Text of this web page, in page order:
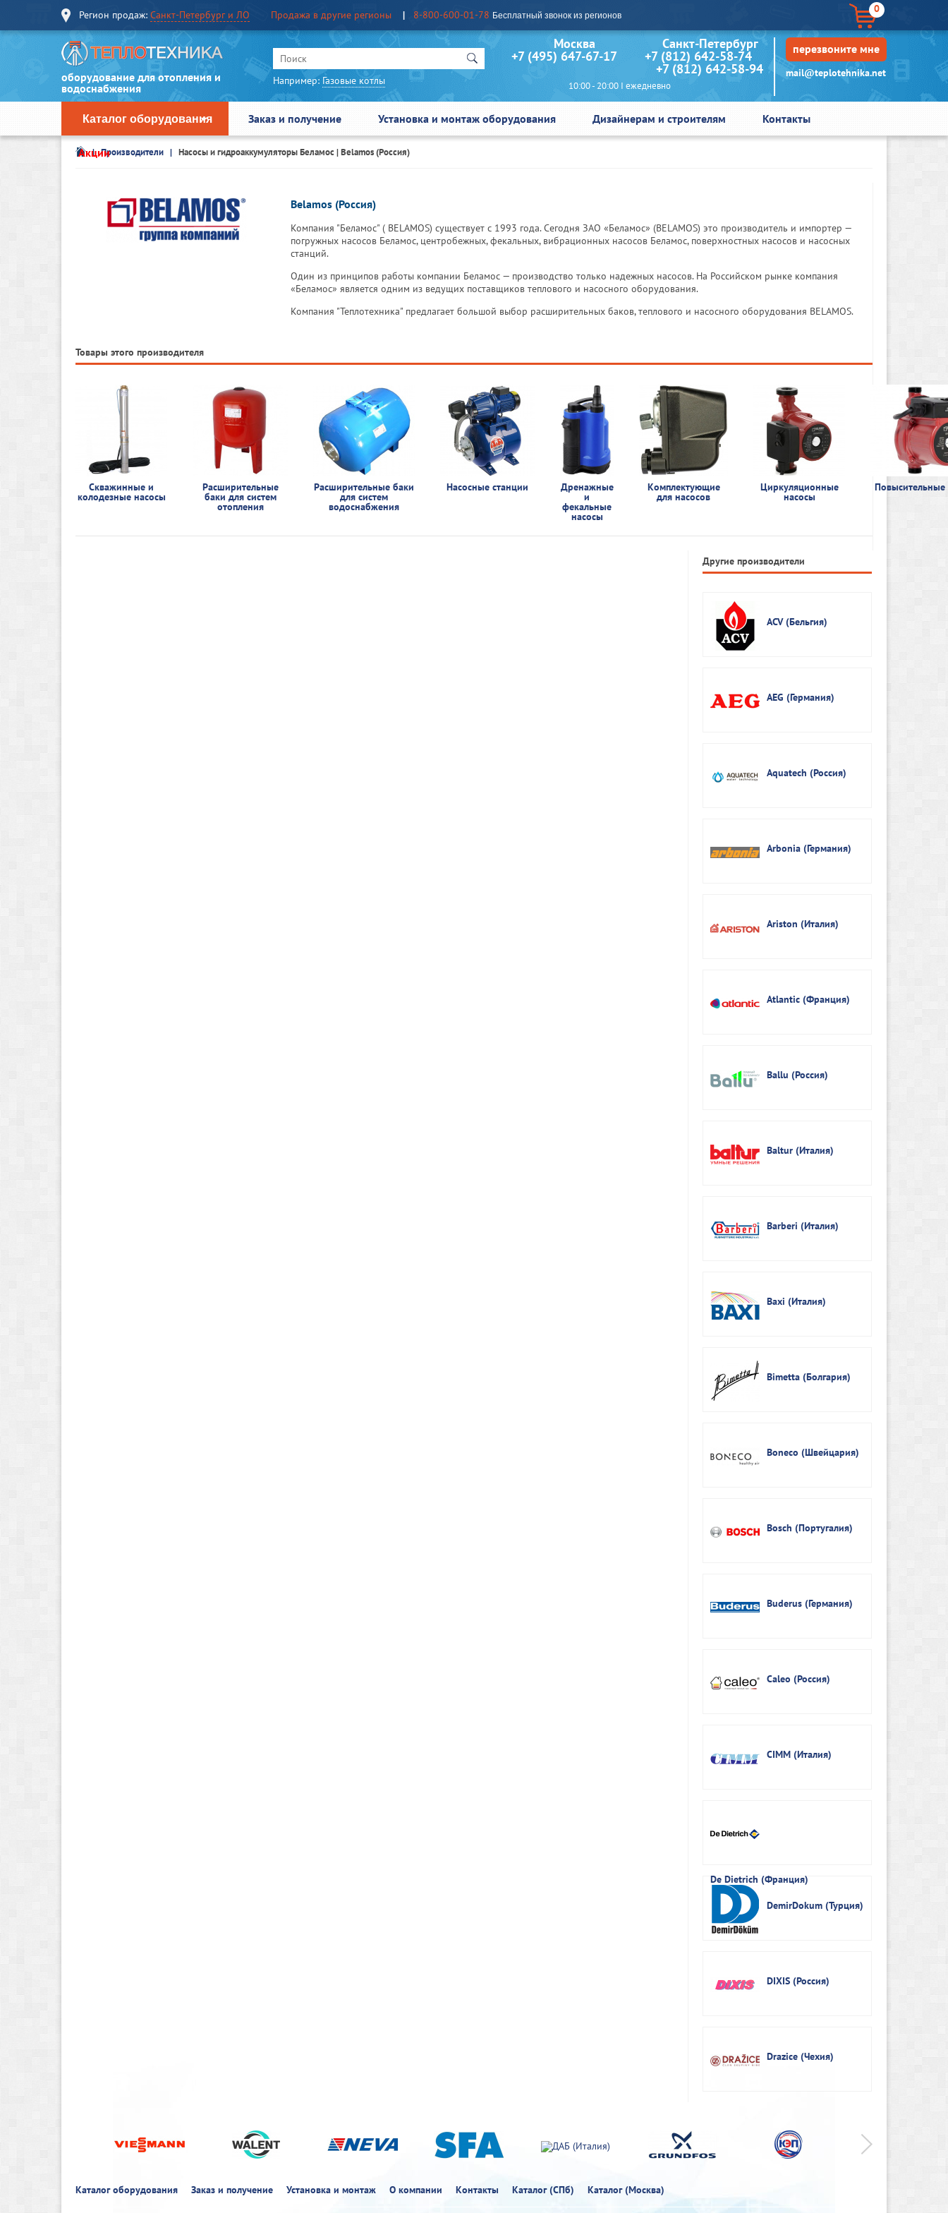
Регион продаж: Санкт-Петербург и ЛО Продажа в другие регионы 8-800-600-01-78 Бесплатный звонок из регионов
0
оборудование для отопления и
водоснабжения
Например: Газовые котлы
Москва Санкт-Петербург
+7 (495) 647-67-17 +7 (812) 642-58-74
+7 (812) 642-58-94
10:00 - 20:00 I ежедневно
перезвоните мне
mail@teplotehnika.net
Каталог оборудования Заказ и получение Установка и монтаж оборудования Дизайнерам и строителям Контакты
АкцииПроизводители Насосы и гидроаккумуляторы Беламос | Belamos (Россия)
Belamos (Россия)
Компания "Беламос" ( BELAMOS) существует с 1993 года. Сегодня ЗАО «Беламос» (BELAMOS) это производитель и импортер —
погружных насосов Беламос, центробежных, фекальных, вибрационных насосов Беламос, поверхностных насосов и насосных
станций.
Один из принципов работы компании Беламос — производство только надежных насосов. На Российском рынке компания
«Беламос» является одним из ведущих поставщиков теплового и насосного оборудования.
Компания "Теплотехника" предлагает большой выбор расширительных баков, теплового и насосного оборудования BELAMOS.
Товары этого производителя
Скважинные и
колодезные насосы
Расширительные
баки для систем
отопления
Расширительные баки
для систем
водоснабжения
Насосные станции Дренажные
и
фекальные
насосы
Комплектующие
для насосов
Циркуляционные
насосы
Повысительные
Другие производители
ACV (Бельгия)
AEG (Германия)
Aquatech (Россия)
Arbonia (Германия)
Ariston (Италия)
Atlantic (Франция)
Ballu (Россия)
Baltur (Италия)
Barberi (Италия)
Baxi (Италия)
Bimetta (Болгария)
Boneco (Швейцария)
Bosch (Португалия)
Buderus (Германия)
Caleo (Россия)
CIMM (Италия)
De Dietrich (Франция)
DemirDokum (Турция)
DIXIS (Россия)
Drazice (Чехия)
Каталог оборудования Заказ и получение Установка и монтаж О компании Контакты Каталог (СПб) Каталог (Москва)